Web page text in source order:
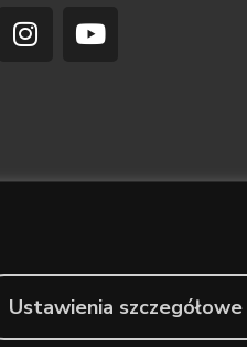
Ustawienia szczegółowe